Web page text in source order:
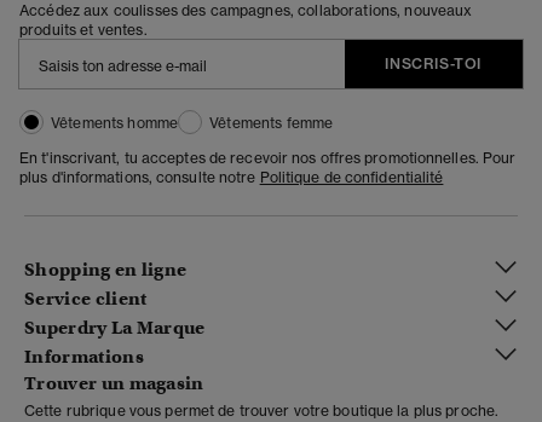
Accédez aux coulisses des campagnes, collaborations, nouveaux
produits et ventes.
INSCRIS-TOI
Vêtements homme
Vêtements femme
En t'inscrivant, tu acceptes de recevoir nos offres promotionnelles. Pour
plus d'informations, consulte notre Politique de confidentialité
Shopping en ligne
Service client
Superdry La Marque
Informations
Trouver un magasin
Cette rubrique vous permet de trouver votre boutique la plus proche.